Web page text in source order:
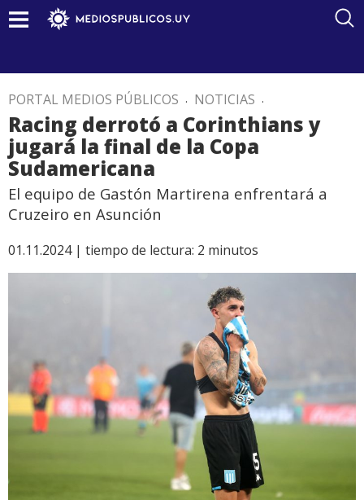
PORTAL MEDIOS PÚBLICOS . NOTICIAS .
Racing derrotó a Corinthians y
jugará la final de la Copa
Sudamericana
El equipo de Gastón Martirena enfrentará a
Cruzeiro en Asunción
01.11.2024 | tiempo de lectura: 2 minutos